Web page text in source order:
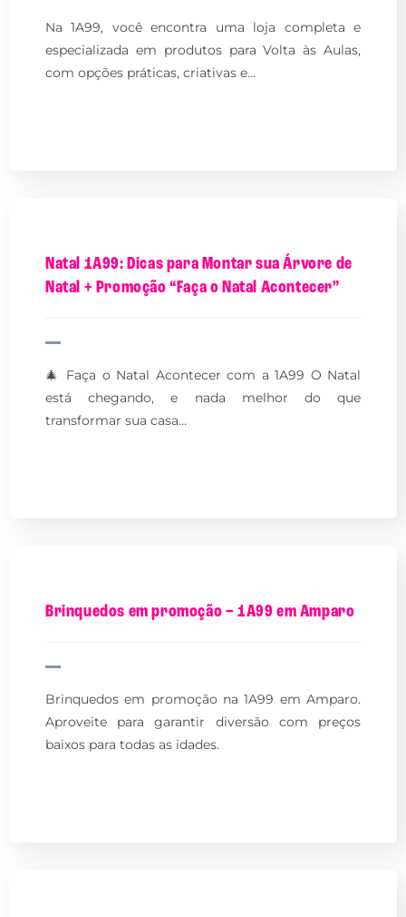
Na 1A99, você encontra uma loja completa e
especializada em produtos para Volta às Aulas,
com opções práticas, criativas e…
Natal 1A99: Dicas para Montar sua Árvore de
Natal + Promoção “Faça o Natal Acontecer”
🎄 Faça o Natal Acontecer com a 1A99 O Natal
está chegando, e nada melhor do que
transformar sua casa…
Brinquedos em promoção – 1A99 em Amparo
Brinquedos em promoção na 1A99 em Amparo.
Aproveite para garantir diversão com preços
baixos para todas as idades.